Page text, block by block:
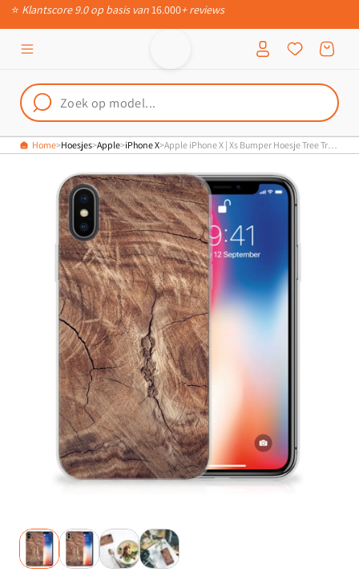
Meteen naar
⭐ Klantscore 9.0 op basis van16.000+ reviews
Inloggen Winkelwagen
Home Hoesjes Apple iPhone X Apple iPhone X | Xs Bumper Hoesje Tree Trunk